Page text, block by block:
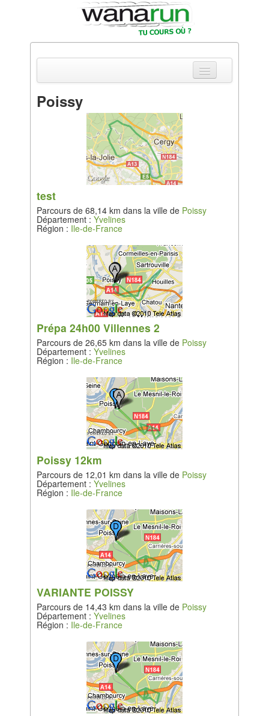
Actualités
Equipements & Tests
Parcours & Courses
Outils & Réseaux
Poissy
test
Parcours de 68,14 km dans la ville de Poissy
Département : Yvelines
Région : Ile-de-France
Prépa 24h00 Villennes 2
Parcours de 26,65 km dans la ville de Poissy
Département : Yvelines
Région : Ile-de-France
Poissy 12km
Parcours de 12,01 km dans la ville de Poissy
Département : Yvelines
Région : Ile-de-France
VARIANTE POISSY
Parcours de 14,43 km dans la ville de Poissy
Département : Yvelines
Région : Ile-de-France